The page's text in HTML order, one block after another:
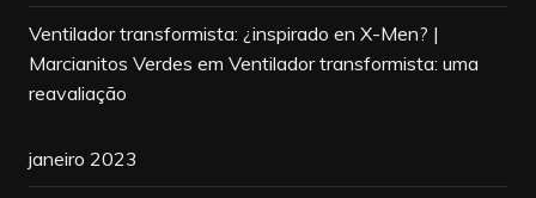
Ventilador transformista: ¿inspirado en X-Men? |
Marcianitos Verdes em Ventilador transformista: uma
reavaliação
janeiro 2023